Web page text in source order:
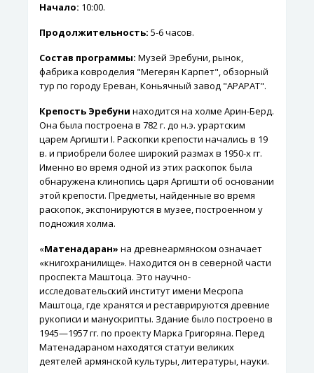
Начало: 10:00.
Продолжительность: 5-6 часов.
Состав программы: Музей Эребуни, рынок,
фабрика ковроделия "Мегерян Карпет", обзорный
тур по городу Ереван, Коньячный завод "АРАРАТ".
Крепость Эребуни находится на холме Арин-Берд.
Она была построена в 782 г. до н.э. урартским
царем Аргишти I. Раскопки крепости начались в 19
в. и приобрели более широкий размах в 1950-х гг.
Именно во время одной из этих раскопок была
обнаружена клинопись царя Аргишти об основании
этой крепости. Предметы, найденные во время
раскопок, экспонируются в музее, построенном у
подножия холма.
«Матенадаран» на древнеармянском означает
«книгохранилище». Находится он в северной части
проспекта Маштоца. Это научно-
исследовательский институт имени Месропа
Маштоца, где хранятся и реставрируются древние
рукописи и манускрипты. Здание было построено в
1945—1957 гг. по проекту Марка Григоряна. Перед
Матенадараном находятся статуи великих
деятелей армянской культуры, литературы, науки.